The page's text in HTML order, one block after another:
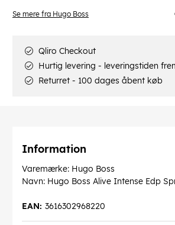
Se mere fra Hugo Boss
Qliro Checkout
Hurtig levering - leveringstiden
Returret - 100 dages åbent køb
Information
Varemærke: Hugo Boss
Navn: Hugo Boss Alive Intense Edp
3616302968220
EAN: